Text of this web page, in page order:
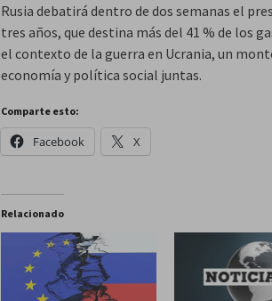
Rusia debatirá dentro de dos semanas el
tres años, que destina más del 41 % de los
el contexto de la guerra en Ucrania, un
economía y política social juntas.
Comparte esto:
Facebook X
Relacionado